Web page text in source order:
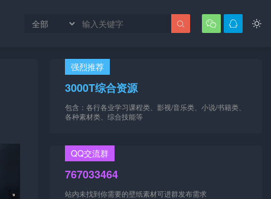

 

强烈推荐
3000T综合资源
包含：各行各业学习课程类、影视/音乐类、小说/书籍类、
各种素材类、综合技能等
QQ交流群
767033464
站内未找到你需要的壁纸素材可进群发布需求